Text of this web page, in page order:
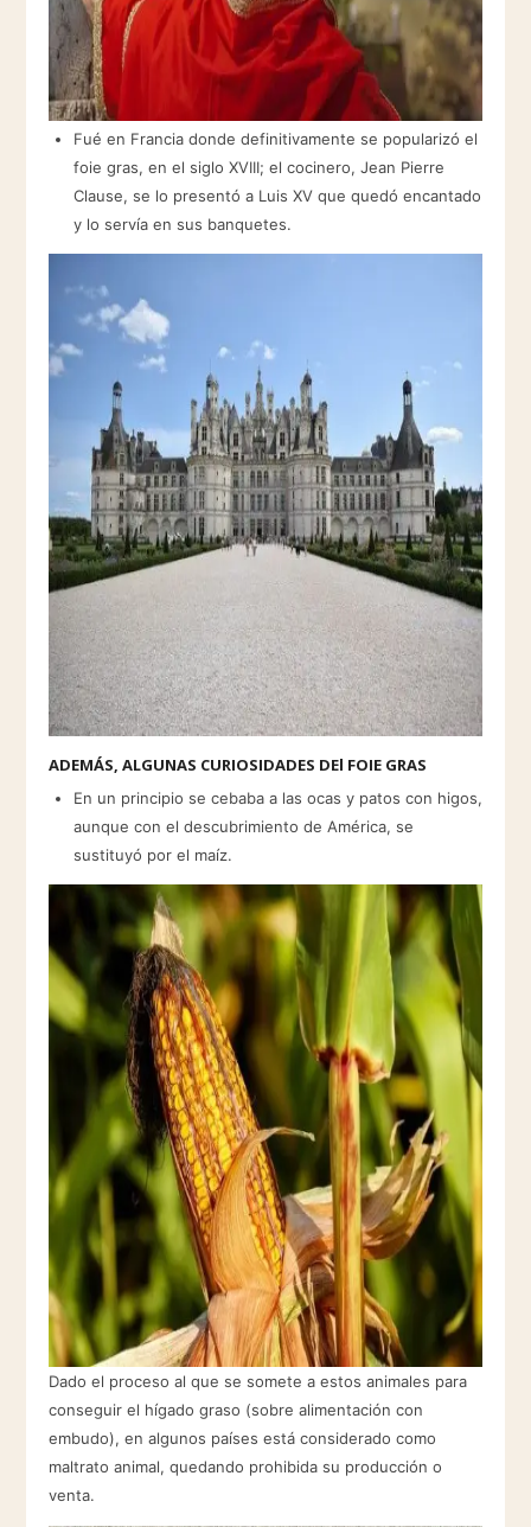
Fué en Francia donde definitivamente se popularizó el
foie gras, en el siglo XVIII; el cocinero, Jean Pierre
Clause, se lo presentó a Luis XV que quedó encantado
y lo servía en sus banquetes.
ADEMÁS, ALGUNAS CURIOSIDADES DEl FOIE GRAS
En un principio se cebaba a las ocas y patos con higos,
aunque con el descubrimiento de América, se
sustituyó por el maíz.
Dado el proceso al que se somete a estos animales para
conseguir el hígado graso (sobre alimentación con
embudo), en algunos países está considerado como
maltrato animal, quedando prohibida su producción o
venta.